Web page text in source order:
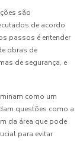
são
de acordo
passos é entender
obras de
de segurança, e
como um
questões como a
da área que pode
para evitar